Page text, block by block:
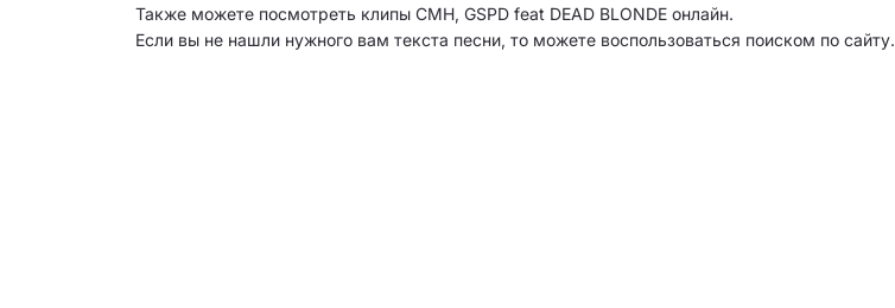
Также можете посмотреть клипы CMH, GSPD feat DEAD BLONDE онлайн.
Если вы не нашли нужного вам текста песни, то можете воспользоваться поиском по сайту.